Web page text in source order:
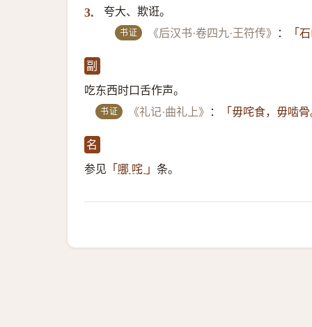
3. 夸大、欺诳。
书证 《后汉书·卷四九·王符传》 ： 「
副
吃东西时口舌作声。
书证 《礼记·曲礼上》 ： 「毋咤食，毋啮
名
参见 「 哪 咤 」 条。